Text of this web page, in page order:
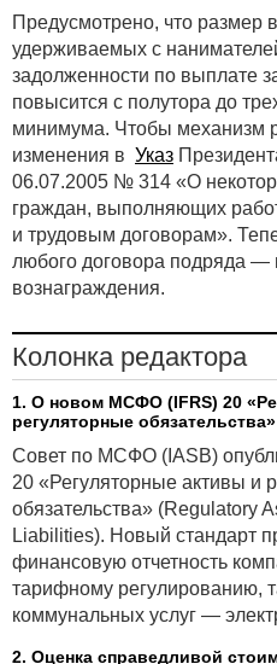
Предусмотрено, что размер
удерживаемых с
задолженности по выплате
повысится с полутора до
минимума. Чтобы механизм
изменения в Указ
06.07.2005 № 314 «О
граждан, выполняющих
и трудовым договорам».
любого договора подряда —
вознаграждения.
Колонка редактора
1. О новом МСФО (IFRS) 20
регуляторные обязательства»
Совет по МСФО (IASB)
20 «Регуляторные активы и
обязательства» (Regulatory
Liabilities). Новый стандарт
финансовую отчетность
тарифному регулированию,
коммунальных услуг —
2. Оценка справедливой